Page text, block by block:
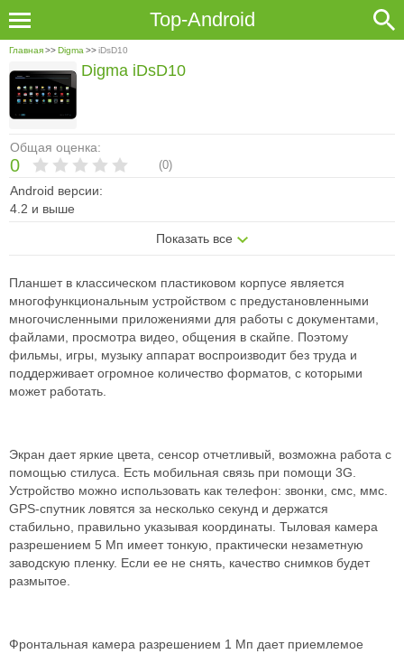
Top-Android
Главная>>Digma >>iDsD10
Общая оценка:
0 (0)
Android версии:
4.2 и выше
Показать все
Digma iDsD10
Планшет в классическом пластиковом корпусе является
многофункциональным устройством с предустановленными
многочисленными приложениями для работы с документами,
файлами, просмотра видео, общения в скайпе. Поэтому
фильмы, игры, музыку аппарат воспроизводит без труда и
поддерживает огромное количество форматов, с которыми
может работать.
Экран дает яркие цвета, сенсор отчетливый, возможна работа с
помощью стилуса. Есть мобильная связь при помощи 3G.
Устройство можно использовать как телефон: звонки, смс, ммс.
GPS-спутник ловятся за несколько секунд и держатся
стабильно, правильно указывая координаты. Тыловая камера
разрешением 5 Мп имеет тонкую, практически незаметную
заводскую пленку. Если ее не снять, качество снимков будет
размытое.
Фронтальная камера разрешением 1 Мп дает приемлемое